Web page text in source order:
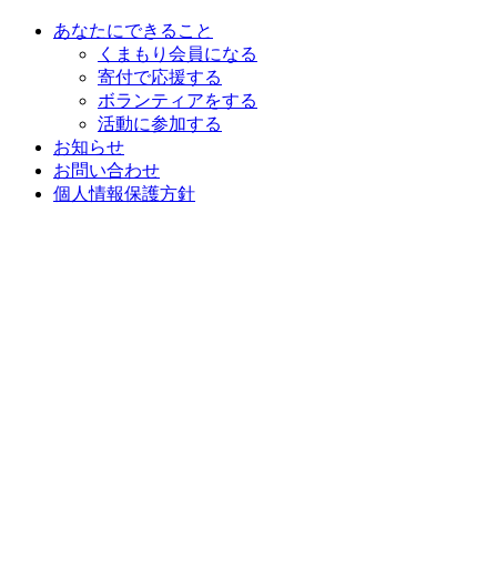
あなたにできること
くまもり会員になる
寄付で応援する
ボランティアをする
活動に参加する
お知らせ
お問い合わせ
個人情報保護方針